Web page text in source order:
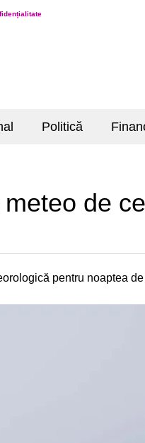
Politică
de
pentru noaptea